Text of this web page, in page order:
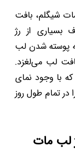
شیگلم، بافت
بسیاری از رژ
پوسته شدن لب
لب می‌لغزد.
با وجود نمای
تمام طول روز
لب مات